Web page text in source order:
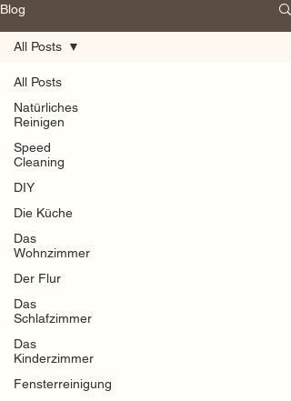
Blog
All Posts
Natürliches
Reinigen
Speed
Cleaning
DIY
Die Küche
Das
Wohnzimmer
Der Flur
Das
Schlafzimmer
Das
Kinderzimmer
Fensterreinigung
All Posts